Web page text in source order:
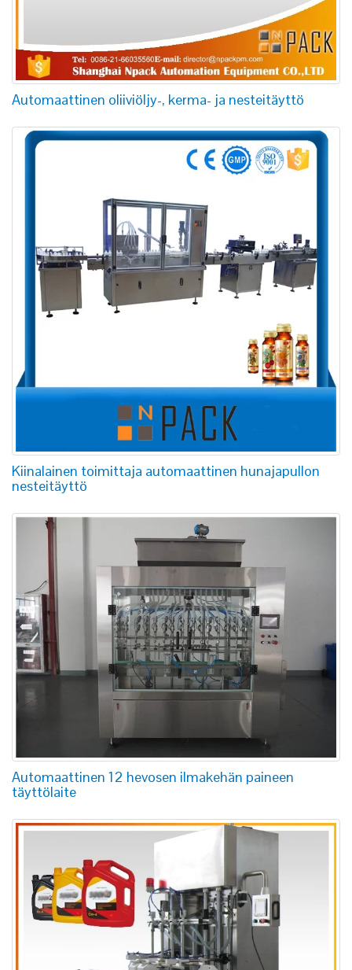
Automaattinen oliiviöljy-, kerma- ja nesteitäyttö
Kiinalainen toimittaja automaattinen hunajapullon
nesteitäyttö
Automaattinen 12 hevosen ilmakehän paineen
täyttölaite